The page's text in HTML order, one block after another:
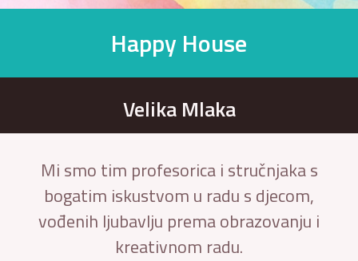
Happy House
Velika Mlaka
Mi smo tim profesorica i stručnjaka s
bogatim iskustvom u radu s djecom,
vođenih ljubavlju prema obrazovanju i
kreativnom radu.